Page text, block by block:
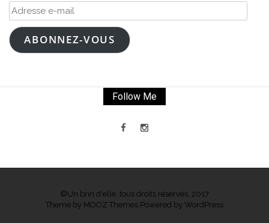
Adresse
e-
mailABONNEZ-VOUS
Follow Me
©Un brin d'elle, tous droits réservés, 2017
Theme by MOOZ Themes Powered by WordPress